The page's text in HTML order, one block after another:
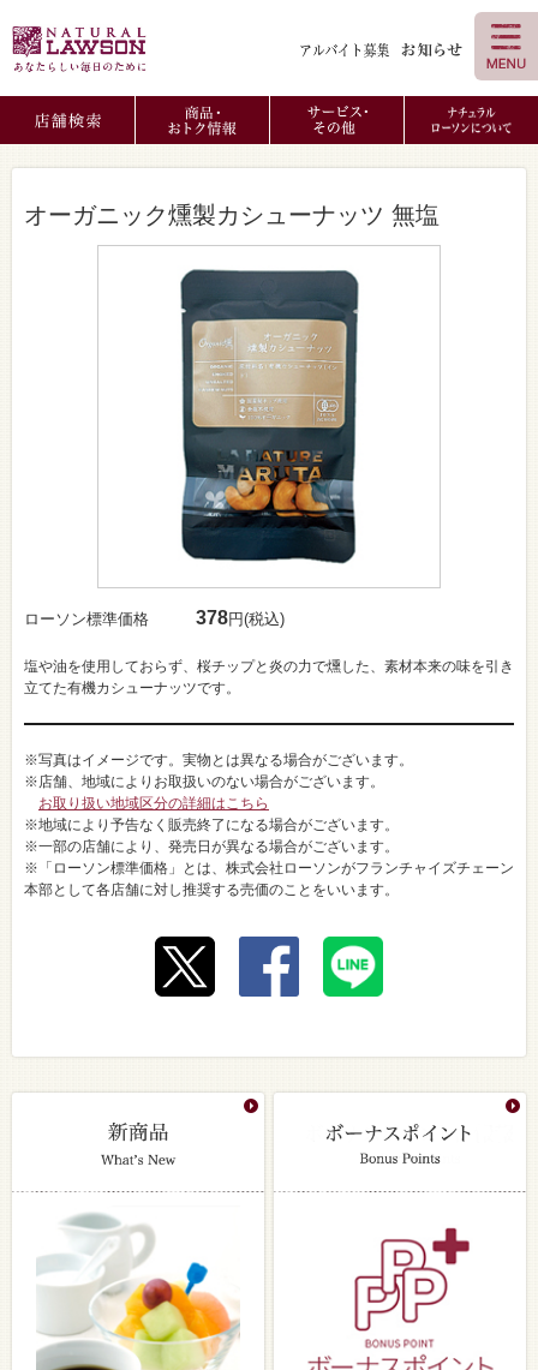
オーガニック燻製カシューナッツ 無塩
ローソン標準価格 378円(税込)
塩や油を使用しておらず、桜チップと炎の力で燻した、素材本来の味を引き
立てた有機カシューナッツです。
※写真はイメージです。実物とは異なる場合がございます。
※店舗、地域によりお取扱いのない場合がございます。
お取り扱い地域区分の詳細はこちら
※地域により予告なく販売終了になる場合がございます。
※一部の店舗により、発売日が異なる場合がございます。
※「ローソン標準価格」とは、株式会社ローソンがフランチャイズチェーン
本部として各店舗に対し推奨する売価のことをいいます。